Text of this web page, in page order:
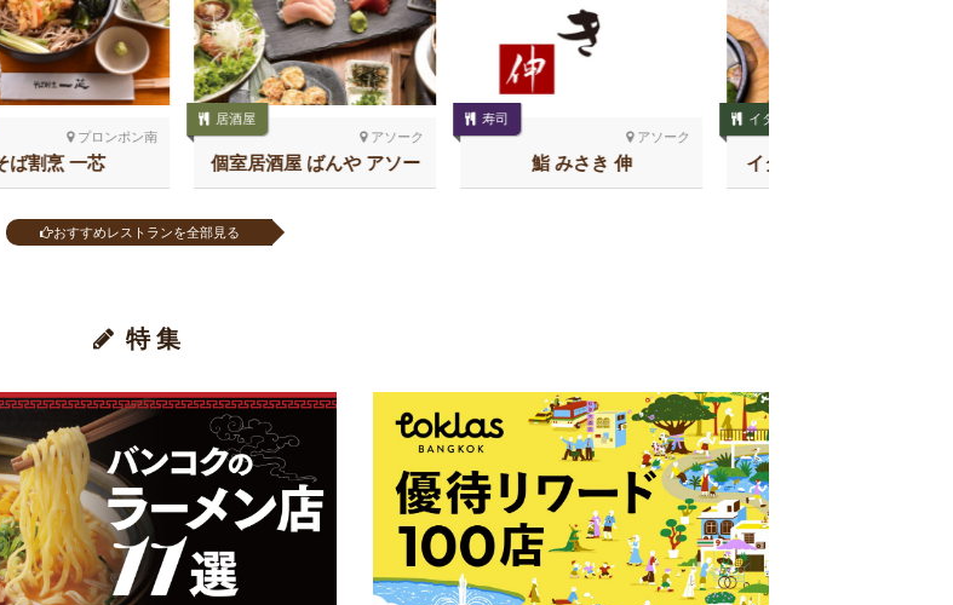
アソーク
個室居酒屋 ばんや アソー
ク
アソーク
鮨 みさき 伸
トンロー
イタリアン酒場 ザ・ばー
る トンロー
おすすめレストランを全部見る
特集